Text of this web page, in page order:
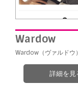
Wardow
Wardow（ヴァルド
詳細を見